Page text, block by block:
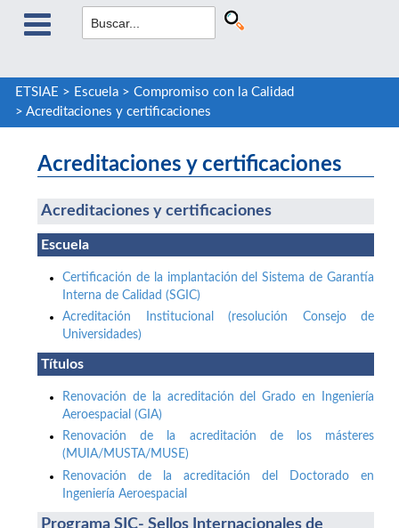
ETSIAE > Escuela> Compromiso con la Calidad
> Acreditaciones y certificaciones
Acreditaciones y certificaciones
Acreditaciones y certificaciones
Escuela
Certificación de la implantación del Sistema de Garantía
Interna de Calidad (SGIC)
Acreditación Institucional (resolución Consejo de
Universidades)
Títulos
Renovación de la acreditación del Grado en Ingeniería
Aeroespacial (GIA)
Renovación de la acreditación de los másteres
(MUIA/MUSTA/MUSE)
Renovación de la acreditación del Doctorado en
Ingeniería Aeroespacial
Programa SIC- Sellos Internacionales de